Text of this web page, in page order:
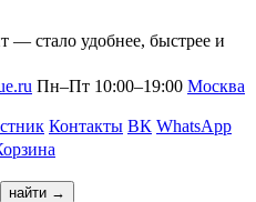
— стало удобнее, быстрее и
Пн–Пт 10:00–19:00 Москва
Контакты ВК WhatsApp
найти →